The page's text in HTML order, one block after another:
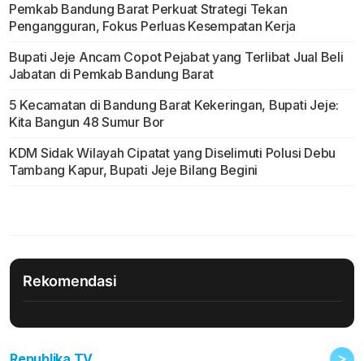
Pemkab Bandung Barat Perkuat Strategi Tekan
Pengangguran, Fokus Perluas Kesempatan Kerja
Bupati Jeje Ancam Copot Pejabat yang Terlibat Jual Beli
Jabatan di Pemkab Bandung Barat
5 Kecamatan di Bandung Barat Kekeringan, Bupati Jeje:
Kita Bangun 48 Sumur Bor
KDM Sidak Wilayah Cipatat yang Diselimuti Polusi Debu
Tambang Kapur, Bupati Jeje Bilang Begini
Rekomendasi